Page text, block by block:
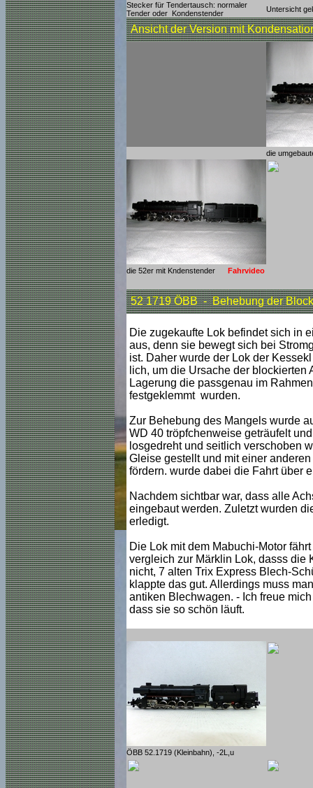
Stecker für Tendertausch: normaler
Tender oder Kondenstender
Untersicht
Ansicht der Version mit
die
die 52er mit Kndenstender Fahrvideo
52 1719 ÖBB - Behebung der
Die zugekaufte Lok befindet sich in
aus, denn sie bewegt sich bei
ist. Daher wurde der Lok der
lich, um die Ursache der
Lagerung die passgenau im
festgeklemmt wurden.
Zur Behebung des Mangels wurde
WD 40 tröpfchenweise geträufelt
losgedreht und seitlich verschoben
Gleise gestellt und mit einer
fördern. wurde dabei die Fahrt über
Nachdem sichtbar war, dass alle
eingebaut werden. Zuletzt wurden
erledigt.
Die Lok mit dem Mabuchi-Motor
vergleich zur Märklin Lok, dasss die
nicht, 7 alten Trix Express Blech-
klappte das gut. Allerdings muss
antiken Blechwagen. - Ich freue
dass sie so schön läuft.
ÖBB 52.1719 (Kleinbahn), -2L,u